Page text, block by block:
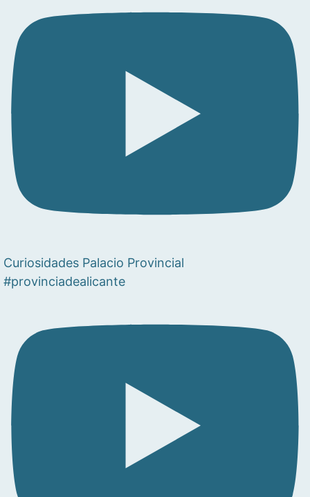
Curiosidades Palacio Provincial
#provinciadealicante